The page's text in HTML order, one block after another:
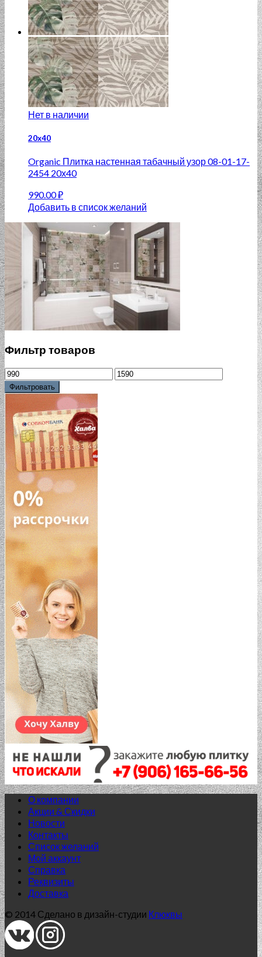
Нет в наличии
20x40
Organic Плитка настенная табачный узор 08-01-17-
2454 20х40
990.00₽
Добавить в список желаний
Фильтр товаров
Фильтровать
О компании
Акции & Скидки
Новости
Контакты
Список желаний
Мой аккаунт
Справка
Реквизиты
Доставка
© 2014 Сделано в дизайн-студии Клюквы